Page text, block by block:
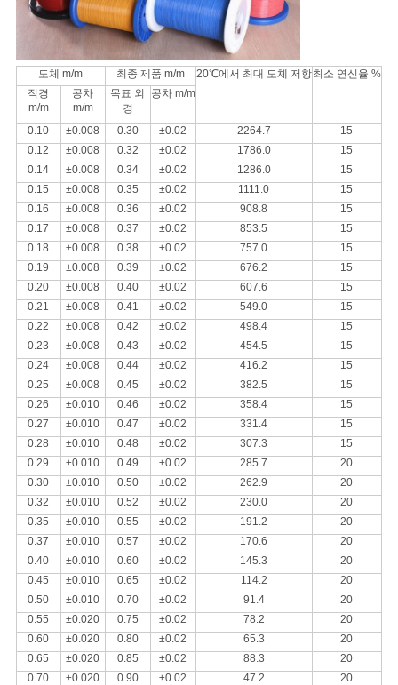
이
트
맵
PRIVACY
POLICY
도체 m/m 최종 제품 m/m 20℃에서 최대 도체 저항최소 연신율 %
직경
m/m
공차
m/m
목표 외
경
공차 m/m
0.10 ±0.008 0.30 ±0.02 2264.7
15
0.12
±0.008 0.32 ±0.02 1786.0
15
0.14
±0.008 0.34 ±0.02 1286.0
15
0.15
±0.008 0.35 ±0.02 1111.0
15
0.16
±0.008 0.36 ±0.02 908.8
15
0.17
±0.008 0.37 ±0.02 853.5
15
0.18
±0.008 0.38 ±0.02 757.0
15
0.19
±0.008 0.39 ±0.02 676.2
15
0.20
±0.008 0.40 ±0.02 607.6
15
0.21
±0.008 0.41 ±0.02 549.0
15
0.22
±0.008 0.42 ±0.02 498.4
15
0.23
±0.008 0.43 ±0.02 454.5
15
0.24
±0.008 0.44 ±0.02 416.2
15
0.25
±0.008 0.45 ±0.02 382.5
15
0.26
±0.010 0.46 ±0.02 358.4
15
0.27
±0.010 0.47 ±0.02 331.4
15
0.28
±0.010 0.48 ±0.02 307.3
15
0.29
±0.010 0.49 ±0.02 285.7
20
0.30
±0.010 0.50 ±0.02 262.9
20
0.32
±0.010 0.52 ±0.02 230.0
20
0.35
±0.010 0.55 ±0.02 191.2
20
0.37
±0.010 0.57 ±0.02 170.6
20
0.40
±0.010 0.60 ±0.02 145.3
20
0.45
±0.010 0.65 ±0.02 114.2
20
0.50
±0.010 0.70 ±0.02 91.4
20
0.55
±0.020 0.75 ±0.02 78.2
20
0.60
±0.020 0.80 ±0.02 65.3
20
0.65
±0.020 0.85 ±0.02 88.3
20
0.70
±0.020 0.90 ±0.02 47.2
20